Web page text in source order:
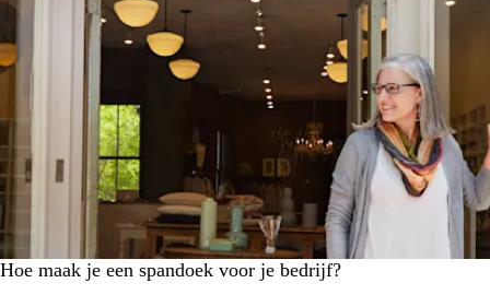
Hoe maak je een spandoek voor je bedrijf?